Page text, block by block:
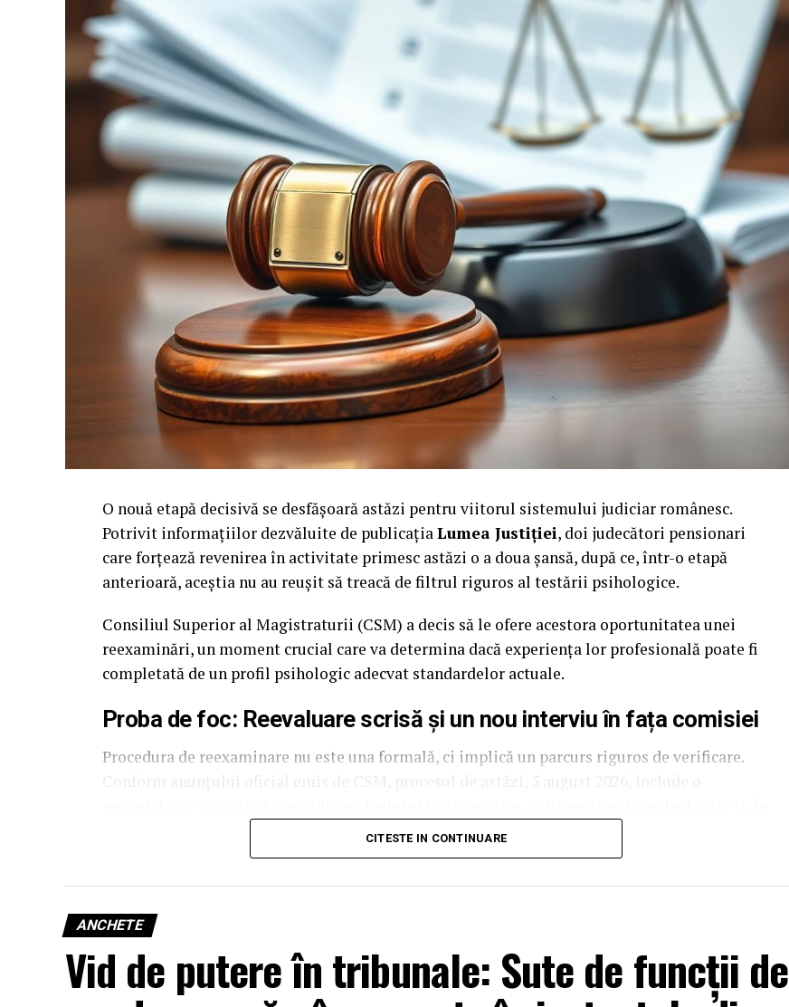
O nouă etapă decisivă se desfășoară astăzi pentru viitorul sistemului judiciar românesc.
Potrivit informațiilor dezvăluite de publicațiaLumea Justiției, doi judecători pensionari
care forțează revenirea în activitate primesc astăzi o a doua șansă, după ce, într-o etapă
anterioară, aceștia nu au reușit să treacă de filtrul riguros al testării psihologice.
Consiliul Superior al Magistraturii (CSM) a decis să le ofere acestora oportunitatea unei
reexaminări, un moment crucial care va determina dacă experiența lor profesională poate fi
completată de un profil psihologic adecvat standardelor actuale.
Proba de foc: Reevaluare scrisă și un nou interviu în fața comisiei
Procedura de reexaminare nu este una formală, ci implică un parcurs riguros de verificare.
pensionare, iar acum solicită reîncadrarea.
Cronometru pentru marea examinare: Candidații sub lupa CSM
CITESTE IN CONTINUARE
ANCHETE
Vid de putere în tribunale: Sute de funcții de